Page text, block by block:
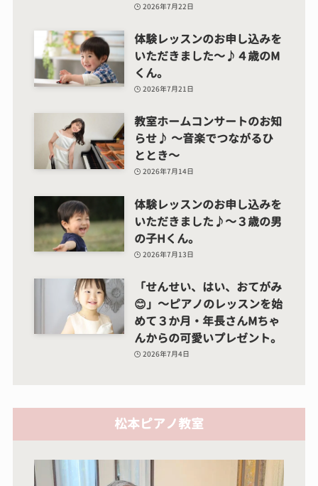
2026年7月22日
体験レッスンのお申し込みを
いただきました～♪４歳のM
くん。
2026年7月21日
教室ホームコンサートのお知
らせ♪ ～音楽でつながるひ
ととき～
2026年7月14日
体験レッスンのお申し込みを
いただきました♪～３歳の男
の子Hくん。
2026年7月13日
「せんせい、はい、おてがみ
😊」～ピアノのレッスンを始
めて３か月・年長さんMちゃ
んからの可愛いプレゼント。
2026年7月4日
松本ピアノ教室